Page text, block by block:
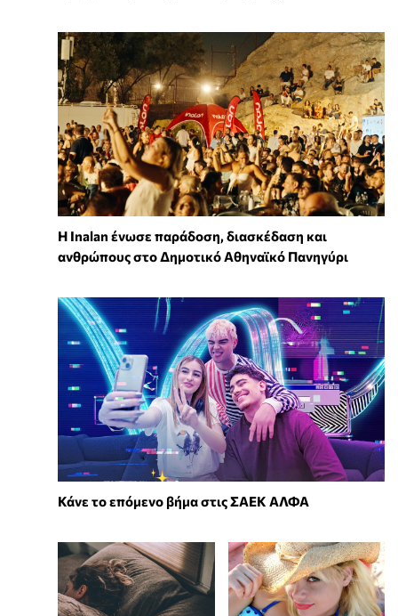
Η Inalan ένωσε παράδοση, διασκέδαση και
ανθρώπους στο Δημοτικό Αθηναϊκό Πανηγύρι
Κάνε το επόμενο βήμα στις ΣΑΕΚ ΑΛΦΑ